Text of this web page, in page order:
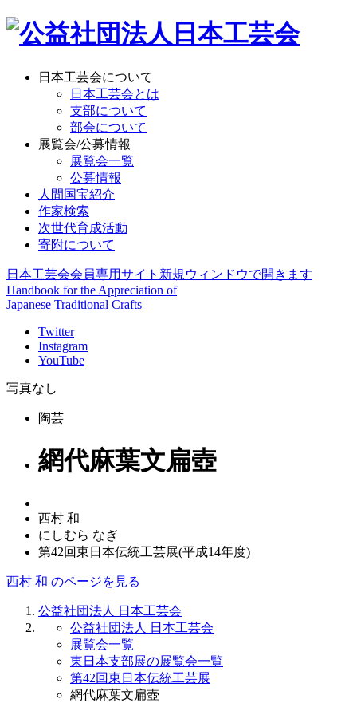
日本工芸会について
日本工芸会とは
支部について
部会について
展覧会/公募情報
展覧会一覧
公募情報
人間国宝紹介
作家検索
次世代育成活動
寄附について
日本工芸会会員専用サイト 新規ウィンドウで開きます
Handbook for the Appreciation of
Japanese Traditional Crafts
Twitter
Instagram
YouTube
写真なし
陶芸
網代麻葉文扁壺
西村 和
にしむら なぎ
第42回東日本伝統工芸展(平成14年度)
西村 和 のページを見る
公益社団法人 日本工芸会
公益社団法人 日本工芸会
展覧会一覧
東日本支部展の展覧会一覧
第42回東日本伝統工芸展
網代麻葉文扁壺